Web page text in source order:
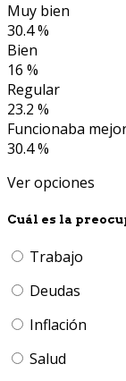
Muy bien
30.4 %
Bien
16 %
Regular
23.2 %
Funcionaba
30.4 %
Ver opciones
Cuál es la
Trabajo
Deudas
Inflación
Salud